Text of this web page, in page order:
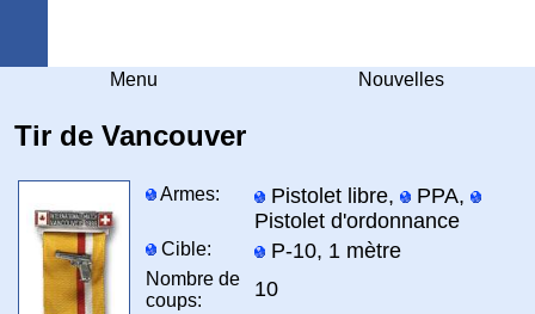
Menu Nouvelles
Tir de Vancouver
Armes: Pistolet libre,
PPA,
Pistolet d'ordonnance
Cible: P-10, 1 mètre
Nombre de
coups:
10